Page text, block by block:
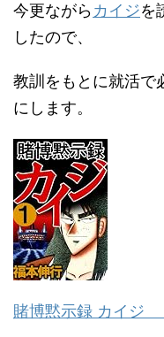
今更ながらカイジを
したので、
教訓をもとに就活で
にします。
賭博黙示録 カイジ